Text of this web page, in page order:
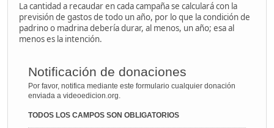
La cantidad a recaudar en cada campaña se calculará con la
previsión de gastos de todo un año, por lo que la condición de
padrino o madrina debería durar, al menos, un año; esa al
menos es la intención.